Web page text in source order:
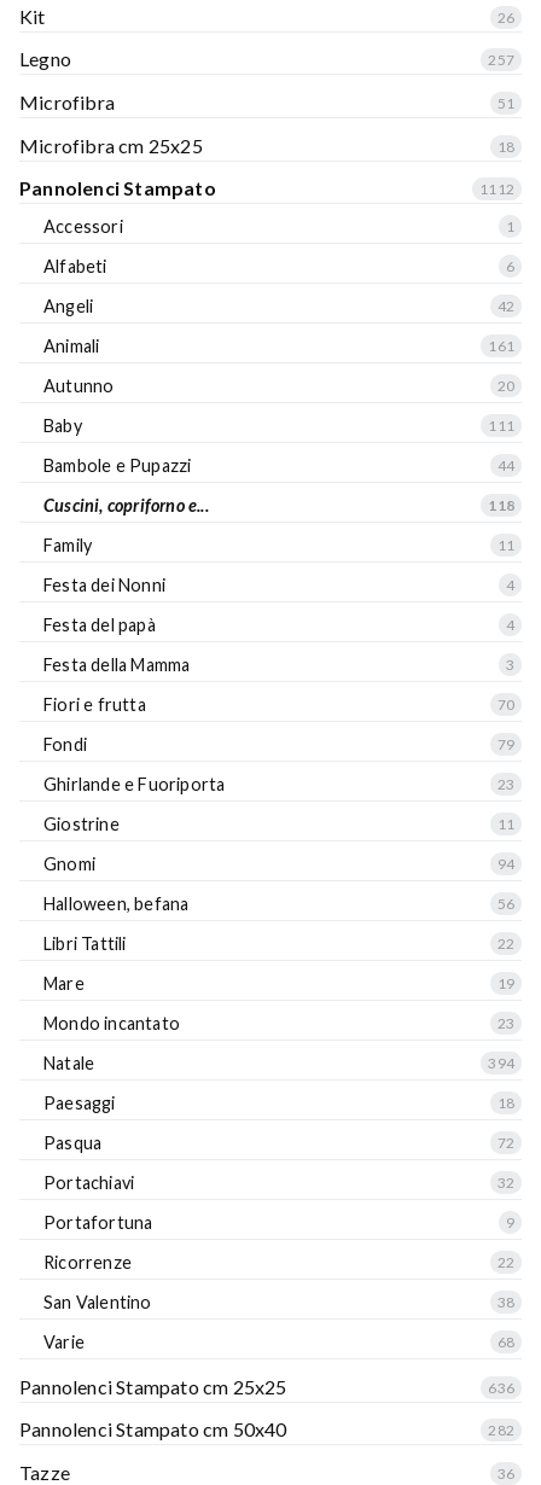
Kit 26
Legno 257
Microfibra 51
Microfibra cm 25x25 18
Pannolenci Stampato 1112
Accessori 1
Alfabeti 6
Angeli 42
Animali 161
Autunno 20
Baby 111
Bambole e Pupazzi 44
Cuscini, copriforno e... 118
Family 11
Festa dei Nonni 4
Festa del papà 4
Festa della Mamma 3
Fiori e frutta 70
Fondi 79
Ghirlande e Fuoriporta 23
Giostrine 11
Gnomi 94
Halloween, befana 56
Libri Tattili 22
Mare 19
Mondo incantato 23
Natale 394
Paesaggi 18
Pasqua 72
Portachiavi 32
Portafortuna 9
Ricorrenze 22
San Valentino 38
Varie 68
Pannolenci Stampato cm 25x25 636
Pannolenci Stampato cm 50x40 282
Tazze 36